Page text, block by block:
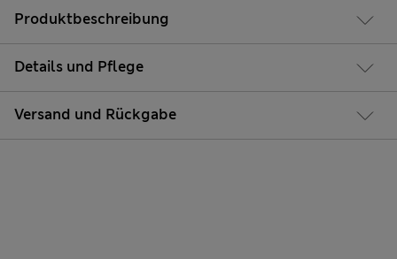
Produktbeschreibung
Details und Pflege
Versand und Rückgabe